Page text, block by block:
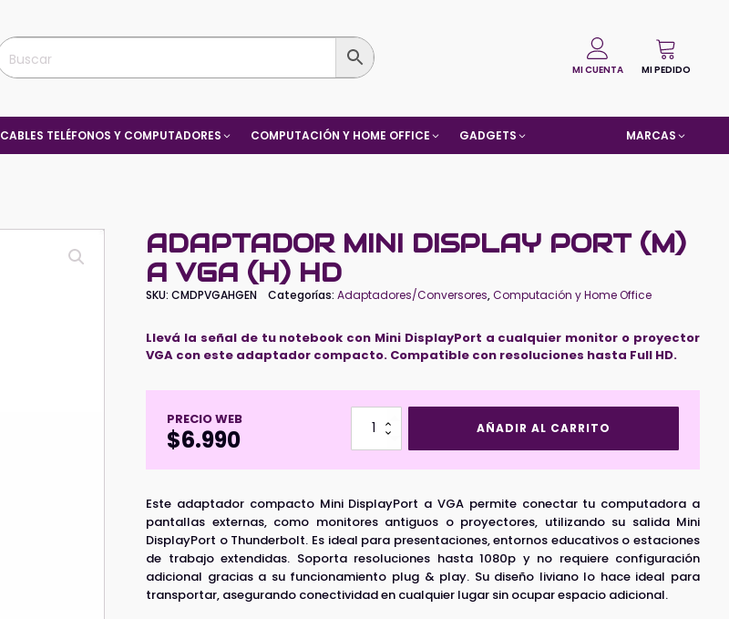
MI CUENTA MI PEDIDO
CABLES TELÉFONOS Y COMPUTADORES COMPUTACIÓN Y HOME OFFICE GADGETS MARCAS
ADAPTADOR MINI DISPLAY PORT (M)
A VGA (H) HD
SKU:CMDPVGAHGEN Categorías:Adaptadores/Conversores,Computación y Home Office
Llevá la señal de tu notebook con Mini DisplayPort a cualquier monitor o proyector
VGA con este adaptador compacto. Compatible con resoluciones hasta Full HD.
PRECIO WEB
$6.990
Adaptador
Display
Port
a
VGA
(H)
HD
cantidad
AÑADIR AL CARRITO
Este adaptador compacto Mini DisplayPort a VGA permite conectar tu computadora a
pantallas externas, como monitores antiguos o proyectores, utilizando su salida Mini
DisplayPort o Thunderbolt. Es ideal para presentaciones, entornos educativos o estaciones
de trabajo extendidas. Soporta resoluciones hasta 1080p y no requiere configuración
adicional gracias a su funcionamiento plug & play. Su diseño liviano lo hace ideal para
transportar, asegurando conectividad en cualquier lugar sin ocupar espacio adicional.